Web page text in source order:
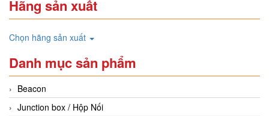
Hãng sản xuất
Chọn hãng sản xuất
Danh mục sản phẩm
Beacon
Junction box / Hộp Nối